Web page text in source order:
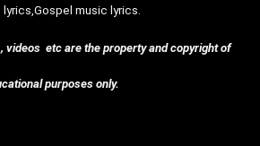
music lyrics.
videos etc are the property and copyright of
purposes only.